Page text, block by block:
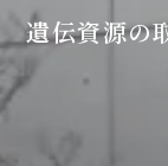
遺伝資源の